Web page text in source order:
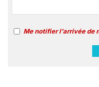
Me notifier l'arrivée de